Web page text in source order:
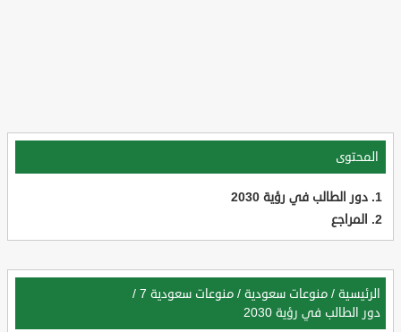
المحتوى
دور الطالب في رؤية 2030
المراجع
الرئيسية / منوعات سعودية / منوعات سعودية 7
/
دور الطالب في رؤية 2030